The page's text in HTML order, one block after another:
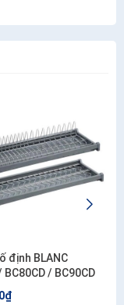
định BLANC
BC80CD / BC90CD